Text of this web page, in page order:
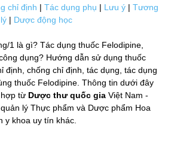
chỉ định | Tác dụng phụ | Lưu ý | Tương
| Dược động học
1 là gì? Tác dụng thuốc Felodipine,
dụng? Hướng dẫn sử dụng thuốc
định, chống chỉ định, tác dụng, tác dụng
thuốc Felodipine. Thông tin dưới đây
từ Dược thư quốc gia Việt Nam -
lý Thực phẩm và Dược phẩm Hoa
y khoa uy tín khác.